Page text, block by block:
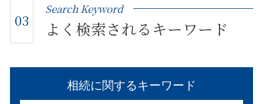
03
Search Keyword
よく検索されるキーワード
相続に関するキーワード